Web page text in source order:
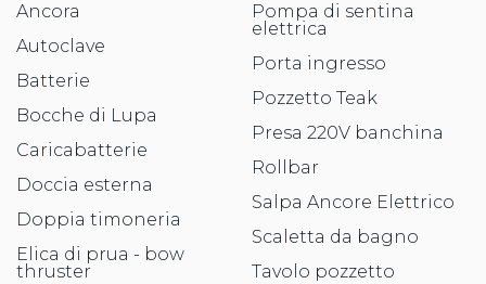
Ancora
Autoclave
Batterie
Bocche di Lupa
Caricabatterie
Doccia esterna
Doppia timoneria
Elica di prua - bow
thruster
Pompa di sentina
elettrica
Porta ingresso
Pozzetto Teak
Presa 220V banchina
Rollbar
Salpa Ancore Elettrico
Scaletta da bagno
Tavolo pozzetto